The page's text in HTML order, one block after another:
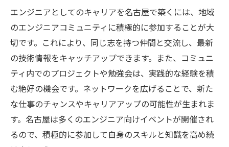
名古屋でのエンジニアとしての職業倫理
エンジニアとしてのキャリアを名古屋で築くには、地域
のエンジニアコミュニティに積極的に参加することが大
切です。これにより、同じ志を持つ仲間と交流し、最新
の技術情報をキャッチアップできます。また、コミュニ
ティ内でのプロジェクトや勉強会は、実践的な経験を積
む絶好の機会です。ネットワークを広げることで、新た
な仕事のチャンスやキャリアアップの可能性が生まれま
す。名古屋は多くのエンジニア向けイベントが開催され
るので、積極的に参加して自身のスキルと知識を高め続